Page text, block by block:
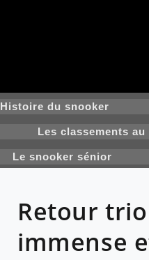
Histoire du snooker
Les classements au
Le snooker sénior
Retour
immense